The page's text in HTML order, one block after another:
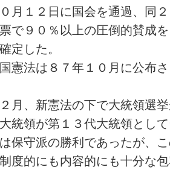
月１２日に国会を通過、同２
で９０％以上の圧倒的賛成を
定した。
憲法は８７年１０月に公布さ
月、新憲法の下で大統領選
統領が第１３代大統領とし
保守派の勝利であったが、
度的にも内容的にも十分な